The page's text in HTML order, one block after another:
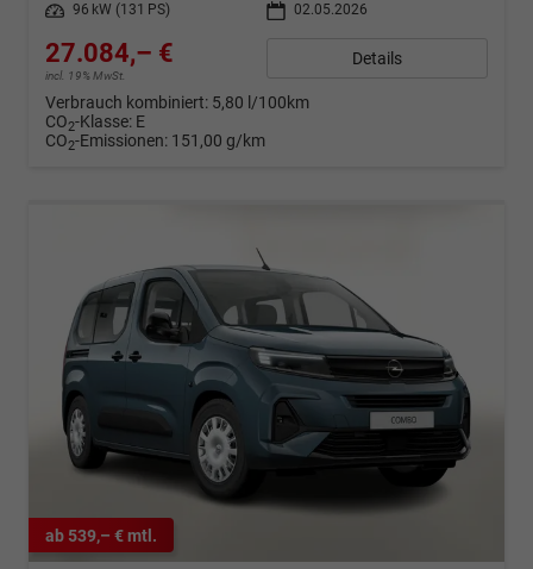
Leistung
96 kW (131 PS) 02.05.2026
27.084,– €
incl. 19% MwSt.
Details
Verbrauch kombiniert: 5,80 l/100km
CO2-Klasse: E
CO2-Emissionen: 151,00 g/km
ab 539,– € mtl.